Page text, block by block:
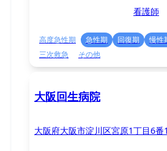
看護師
高度急性期 急性期 回復期 慢性
三次救急
その他
大阪回生病院
大阪府大阪市淀川区宮原1丁目6番